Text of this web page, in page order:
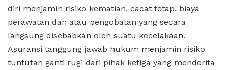
diri menjamin risiko kematian, cacat tetap, biaya
perawatan dan atau pengobatan yang secara
langsung disebabkan oleh suatu kecelakaan.
Asuransi tanggung jawab hukum menjamin risiko
tuntutan ganti rugi dari pihak ketiga yang menderita